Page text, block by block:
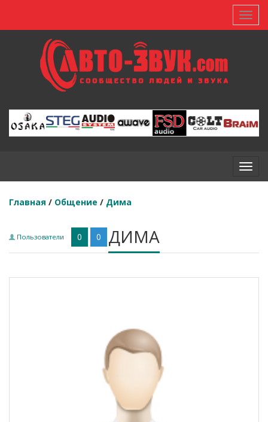
Главная / Общение / Дима
Пользователи 0 0 ДИМА